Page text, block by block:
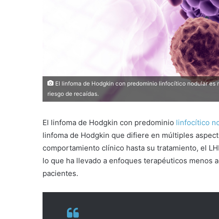
El linfoma de Hodgkin con predominio linfocítico nodular
riesgo de recaídas.
El linfoma de Hodgkin con predominio linfocítico
linfoma de Hodgkin que difiere en múltiples
comportamiento clínico hasta su tratamiento, el
lo que ha llevado a enfoques terapéuticos menos
pacientes.